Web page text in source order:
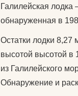
Галилейская
обнаруженная в
Остатки лодки
высотой высотой в
из Галилейского
Обнаружение и